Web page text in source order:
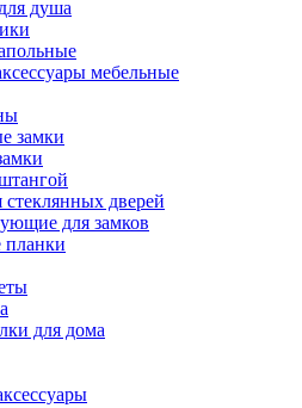
душа
мебельные
замки
стеклянных дверей
для замков
планки
для дома